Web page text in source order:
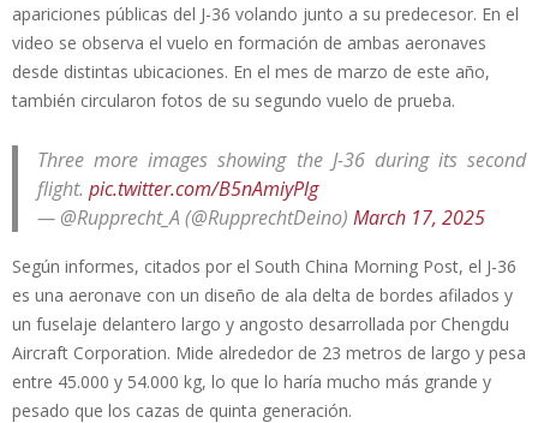
apariciones públicas del J-36 volando junto a su predecesor. En el
video se observa el vuelo en formación de ambas aeronaves
desde distintas ubicaciones. En el mes de marzo de este año,
también circularon fotos de su segundo vuelo de prueba.
Three more images showing the J-36 during its second
flight. pic.twitter.com/B5nAmiyPlg
— @Rupprecht_A (@RupprechtDeino) March 17, 2025
Según informes, citados por el South China Morning Post, el J-36
es una aeronave con un diseño de ala delta de bordes afilados y
un fuselaje delantero largo y angosto desarrollada por Chengdu
Aircraft Corporation. Mide alrededor de 23 metros de largo y pesa
entre 45.000 y 54.000 kg, lo que lo haría mucho más grande y
pesado que los cazas de quinta generación.